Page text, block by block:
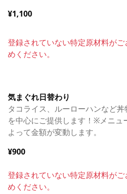
¥1,100
登録されていない特定原材料が
めください。
気まぐれ日替わり
タコライス、ルーローハンなど丼
を中心にご提供します！※メニュ
よって金額が変動します。
¥900
登録されていない特定原材料が
めください。